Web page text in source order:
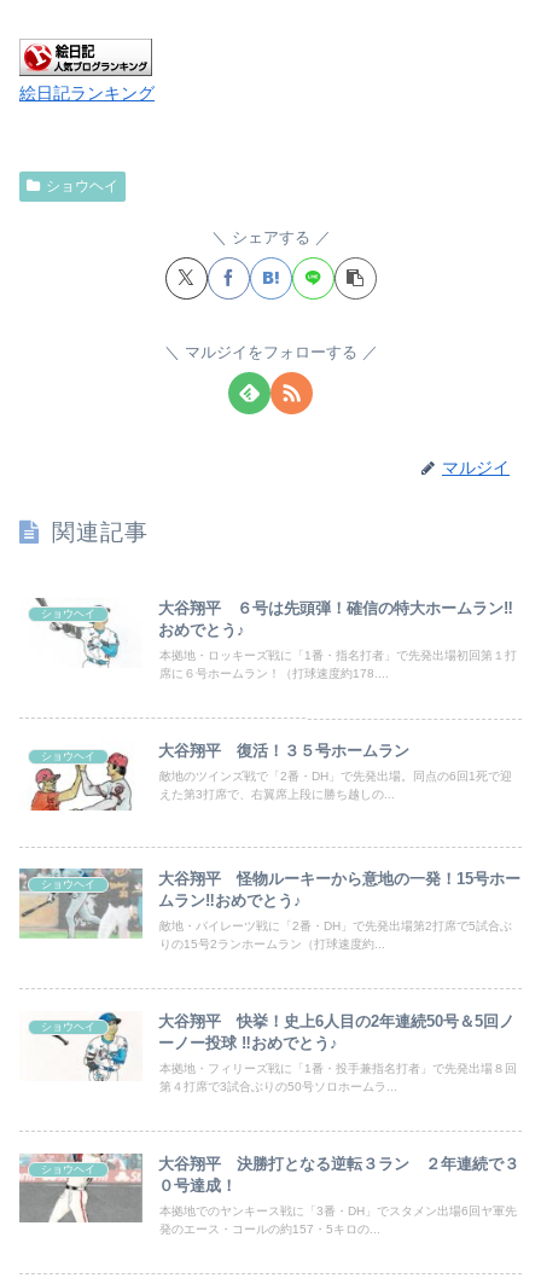
絵日記ランキング
ショウヘイ
シェアする
マルジイをフォローする
マルジイ
関連記事
ショウヘイ
大谷翔平 ６号は先頭弾！確信の特大ホームラン‼
おめでとう♪
本拠地・ロッキーズ戦に「1番・指名打者」で先発出場初回第１打
席に６号ホームラン！（打球速度約178....
ショウヘイ 大谷翔平 復活！３５号ホームラン
敵地のツインズ戦で「2番・DH」で先発出場。同点の6回1死で迎
えた第3打席で、右翼席上段に勝ち越しの...
ショウヘイ
大谷翔平 怪物ルーキーから意地の一発！15号ホー
ムラン‼おめでとう♪
敵地・パイレーツ戦に「2番・DH」で先発出場第2打席で5試合ぶ
りの15号2ランホームラン（打球速度約...
ショウヘイ
大谷翔平 快挙！史上6人目の2年連続50号＆5回ノ
ーノー投球 ‼おめでとう♪
本拠地・フィリーズ戦に「1番・投手兼指名打者」で先発出場８回
第４打席で3試合ぶりの50号ソロホームラ...
ショウヘイ
大谷翔平 決勝打となる逆転３ラン ２年連続で３
０号達成！
本拠地でのヤンキース戦に「3番・DH」でスタメン出場6回ヤ軍先
発のエース・コールの約157・5キロの...